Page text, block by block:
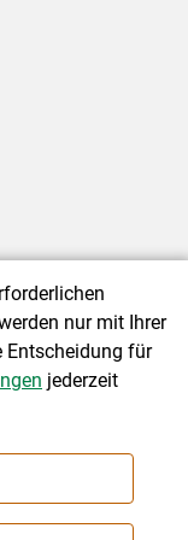
|Barrierefreiheit|
nur mit Ihrer
Entscheidung für
jederzeit